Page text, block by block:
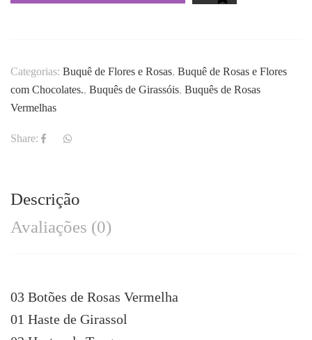
Categorias: Buquê de Flores e Rosas, Buquê de Rosas e Flores
com Chocolates., Buquês de Girassóis, Buquês de Rosas
Vermelhas
Share:
Descrição
Avaliações (0)
03 Botões de Rosas Vermelha
01 Haste de Girassol